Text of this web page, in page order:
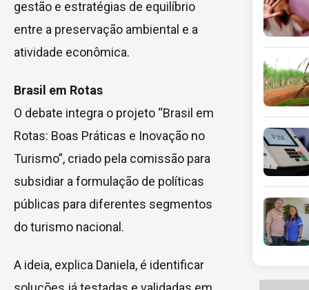
gestão e estratégias de equilíbrio
entre a preservação ambiental e a
atividade econômica.
Brasil em Rotas
O debate integra o projeto “Brasil em
Rotas: Boas Práticas e Inovação no
Turismo”, criado pela comissão para
subsidiar a formulação de políticas
públicas para diferentes segmentos
do turismo nacional.
A ideia, explica Daniela, é identificar